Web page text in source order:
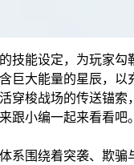
技能设定，为玩家勾
巨大能量的星辰，以
穿梭战场的传送锚索
小编一起来看看吧。
系围绕着突袭、欺骗